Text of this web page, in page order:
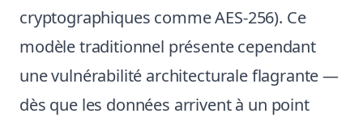
cryptographiques comme AES-256). Ce
modèle traditionnel présente cependant
une vulnérabilité architecturale flagrante —
dès que les données arrivent à un point